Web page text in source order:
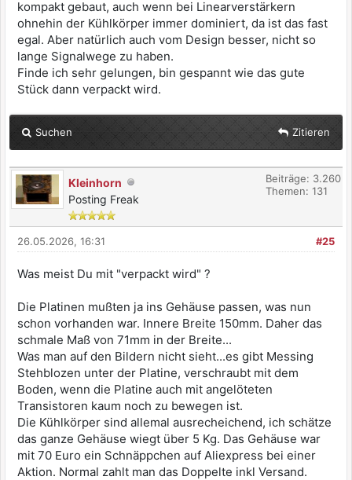
kompakt gebaut, auch wenn bei Linearverstärkern
ohnehin der Kühlkörper immer dominiert, da ist das fast
egal. Aber natürlich auch vom Design besser, nicht so
lange Signalwege zu haben.
Finde ich sehr gelungen, bin gespannt wie das gute
Stück dann verpackt wird.
Suchen Zitieren
Kleinhorn
Posting Freak
Beiträge: 3.260
Themen: 131
#25
26.05.2026, 16:31
Was meist Du mit "verpackt wird" ?
Die Platinen mußten ja ins Gehäuse passen, was nun
schon vorhanden war. Innere Breite 150mm. Daher das
schmale Maß von 71mm in der Breite...
Was man auf den Bildern nicht sieht...es gibt Messing
Stehblozen unter der Platine, verschraubt mit dem
Boden, wenn die Platine auch mit angelöteten
Transistoren kaum noch zu bewegen ist.
Die Kühlkörper sind allemal ausrecheichend, ich schätze
das ganze Gehäuse wiegt über 5 Kg. Das Gehäuse war
mit 70 Euro ein Schnäppchen auf Aliexpress bei einer
Aktion. Normal zahlt man das Doppelte inkl Versand.